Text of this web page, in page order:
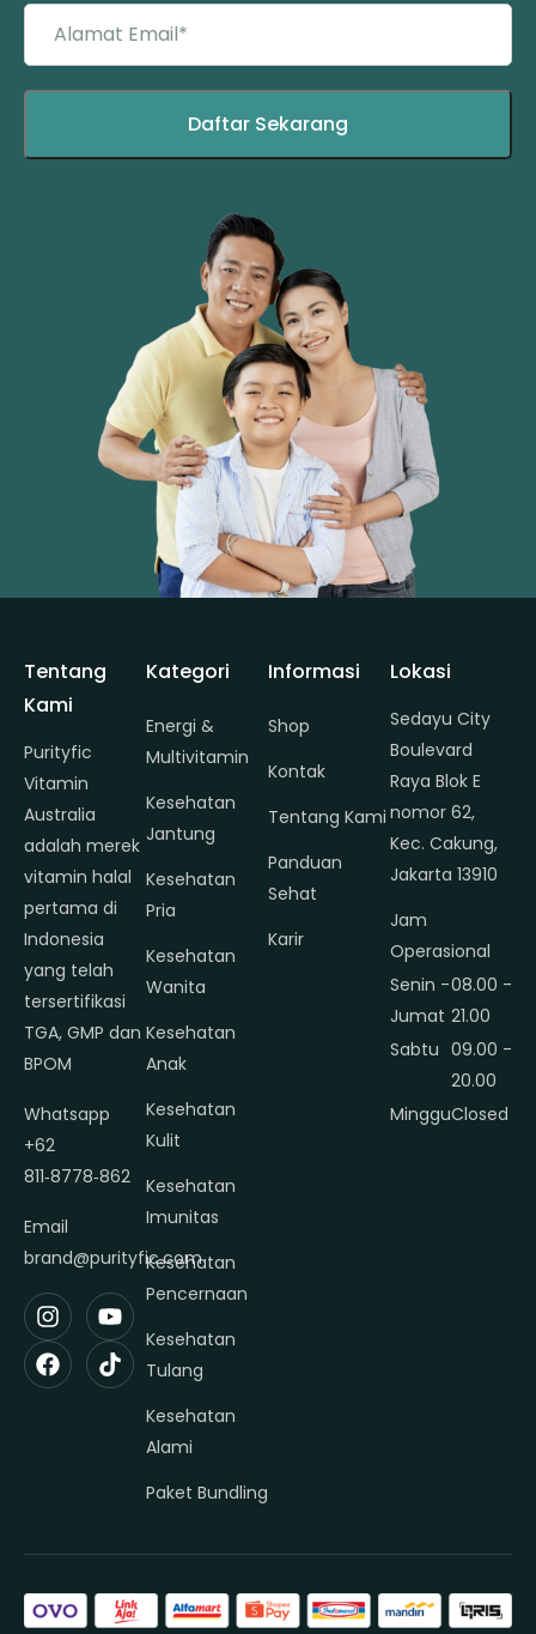
Tentang
Kami
Purityfic
Vitamin
Australia
adalah merek
vitamin halal
pertama di
Indonesia
yang telah
tersertifikasi
TGA, GMP dan
BPOM
Whatsapp
+62
811‑8778‑862
Email
brand@purityfic.com
Kategori
Energi &
Multivitamin
Kesehatan
Jantung
Kesehatan
Pria
Kesehatan
Wanita
Kesehatan
Anak
Kesehatan
Kulit
Kesehatan
Imunitas
Kesehatan
Pencernaan
Kesehatan
Tulang
Kesehatan
Alami
Paket Bundling
Informasi
Shop
Kontak
Tentang Kami
Panduan
Sehat
Karir
Lokasi
Sedayu City
Boulevard
Raya Blok E
nomor 62,
Kec. Cakung,
Jakarta 13910
Jam
Operasional
Senin -
Jumat
08.00 -
21.00
Sabtu 09.00 -
20.00
MingguClosed